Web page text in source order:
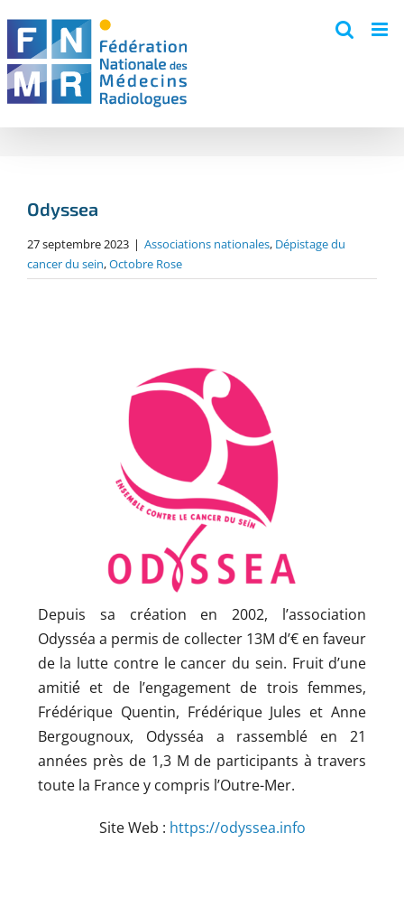
content
Odyssea
27 septembre 2023 | Associations nationales, Dépistage du
cancer du sein,Octobre Rose
Depuis sa création en 2002, l’association
Odysséa a permis de collecter 13M d’€ en faveur
de la lutte contre le cancer du sein. Fruit d’une
amitié́ et de l’engagement de trois femmes,
Frédérique Quentin, Frédérique Jules et Anne
Bergougnoux, Odysséa a rassemblé en 21
années près de 1,3 M de participants à travers
toute la France y compris l’Outre-Mer.
Site Web : https://odyssea.info